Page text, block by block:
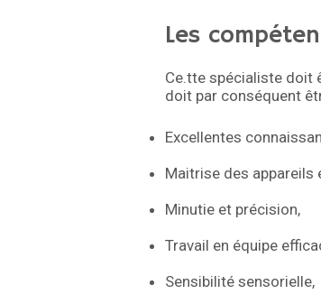
Les
Ce.tte spécialiste doit
doit par conséquent
Excellentes
Maitrise des
Minutie et précision,
Travail en équipe
Sensibilité sensorielle,